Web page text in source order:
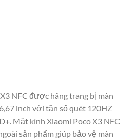
NFC được hãng trang bị màn
inch với tần số quét 120HZ
Mặt kính Xiaomi Poco X3 NFC
sản phẩm giúp bảo vệ màn